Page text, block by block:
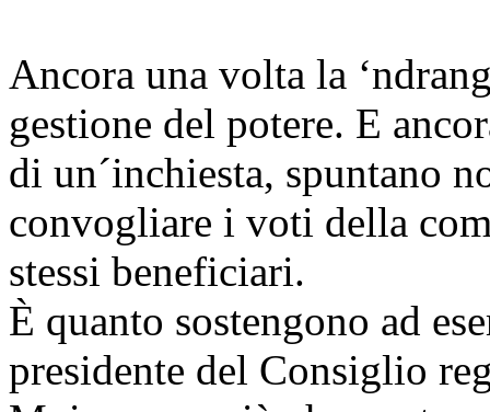
Ancora una volta la
gestione del potere. E
di un´inchiesta, spuntano
convogliare i voti della
stessi beneficiari.
È quanto sostengono ad
presidente del Consiglio